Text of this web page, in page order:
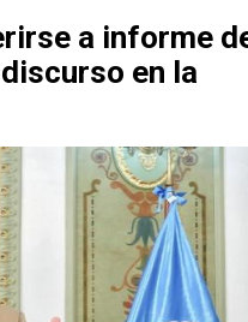
a informe
en la